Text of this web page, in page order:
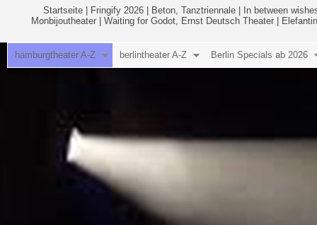
Startseite Fringify 2026 Beton, Tanztriennale
In between
Monbijoutheater
Waiting for Godot, Ernst Deutsch Theater
hamburgtheater A-Z berlintheater A-Z Berlin Specials ab 2026